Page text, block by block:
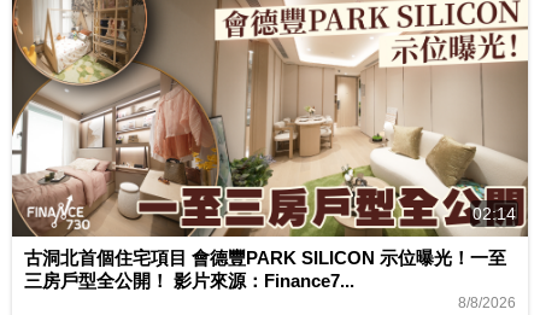
02:14
古洞北首個住宅項目 會德豐PARK SILICON 示位曝光！一至
三房戶型全公開！ 影片來源：Finance7...
8/8/2026